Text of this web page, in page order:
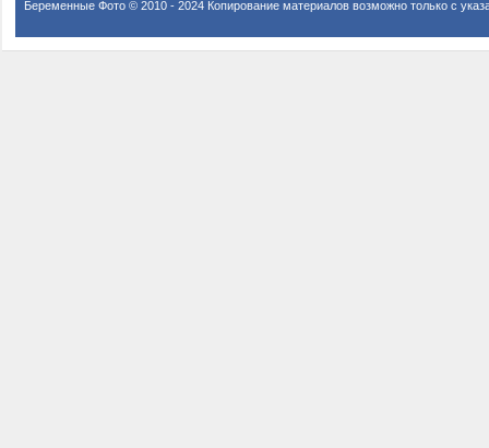
Беременные Фото © 2010 - 2024 Копирование материалов возможно только с